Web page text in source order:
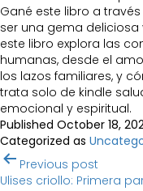
Gané este libro a
ser una gema
este libro explora las
humanas, desde el
los lazos familiares, y
trata solo de kindle
emocional y espiritual.
Published October 18,
Categorized as
Post
Previous post
Ulises criollo: Primera